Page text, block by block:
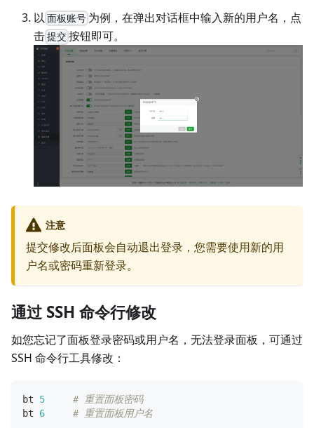
以 面板账号 为例，在弹出对话框中输入新的用户名，点
击提交 按钮即可。
注意
提交修改后面板会自动退出登录，您需要使用新的用
户名或密码重新登录。
通过 SSH 命令行修改
如您忘记了面板登录密码或用户名，无法登录面板，可通过
SSH 命令行工具修改：
bt 5
# 重置面板密码
bt 6 # 重置面板用户名